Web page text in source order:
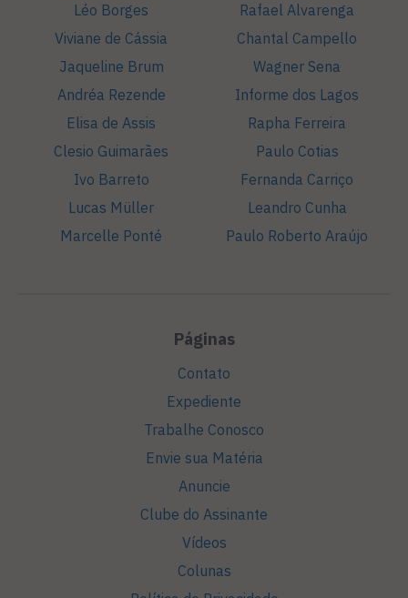
Léo Borges
Viviane de Cássia
Jaqueline Brum
Andréa Rezende
Elisa de Assis
Clesio Guimarães
Ivo Barreto
Lucas Müller
Marcelle Ponté
Rafael Alvarenga
Chantal Campello
Wagner Sena
Informe dos Lagos
Rapha Ferreira
Paulo Cotias
Fernanda Carriço
Leandro Cunha
Paulo Roberto Araújo
Páginas
Contato
Expediente
Trabalhe Conosco
Envie sua Matéria
Anuncie
Clube do Assinante
Vídeos
Colunas